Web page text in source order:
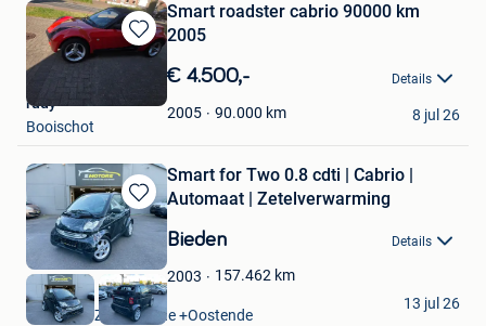
Bewaren
Favorieten
Smart roadster cabrio 90000 km
2005
€ 4.500,- Details
2005 90.000 km
rudy
Booischot
8 jul 26
Bewaren
in
Mijn
Favorieten
Smart for Two 0.8 cdti | Cabrio |
Automaat | Zetelverwarming
Bieden Details
2003 157.462 km
S Motors
Oostende Zandvoorde +Oostende
13 jul 26